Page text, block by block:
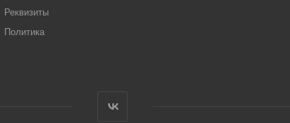
Реквизиты
Политика